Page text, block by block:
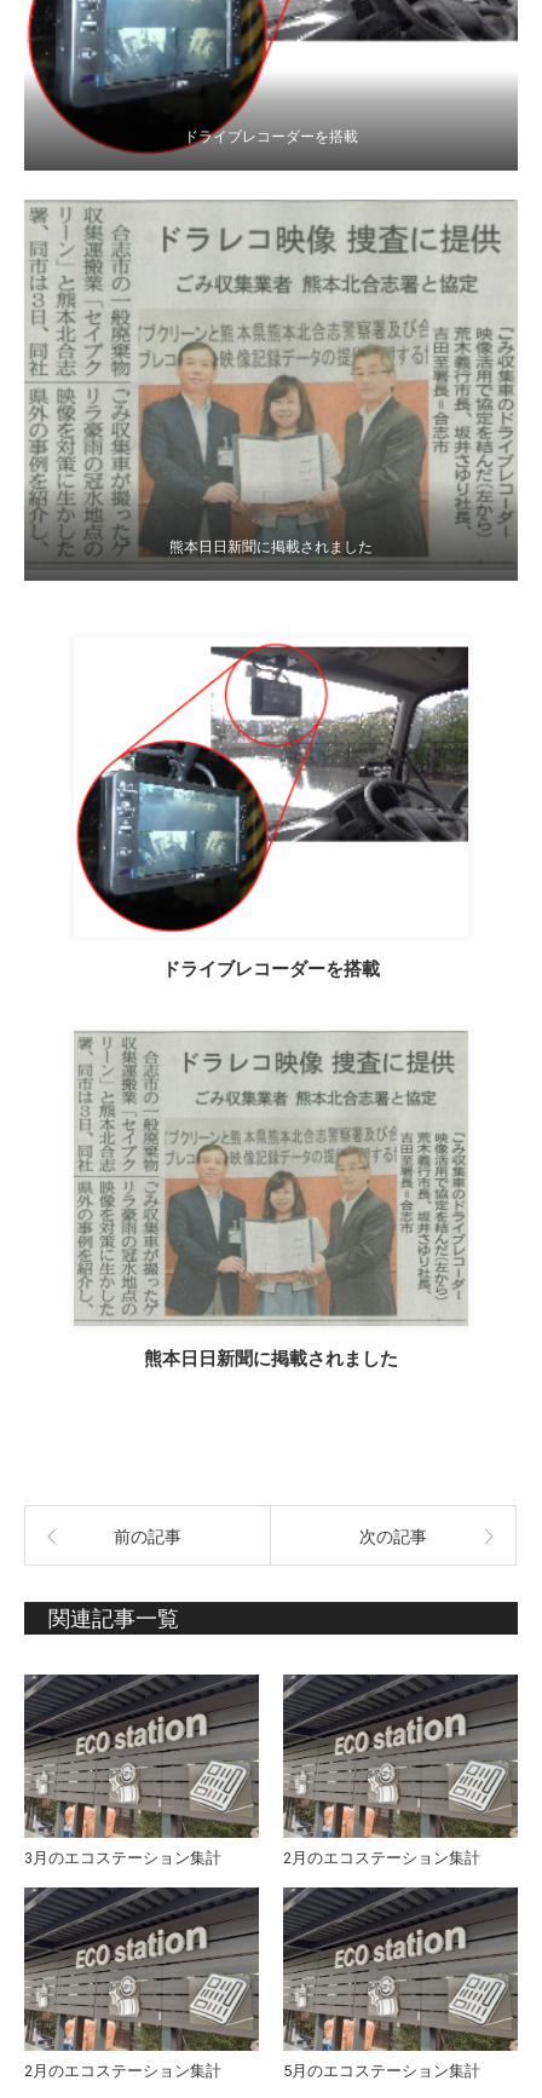
ドライブレコーダーを搭載
熊本日日新聞に掲載されました
ドライブレコーダーを搭載
熊本日日新聞に掲載されました
前の記事 次の記事
関連記事一覧
3月のエコステーション集計 2月のエコステーション集計
2月のエコステーション集計 5月のエコステーション集計